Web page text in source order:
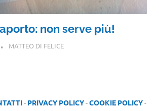
non serve più!
MATTEO DI FELICE
- PRIVACY POLICY-COOKIE POLICY-